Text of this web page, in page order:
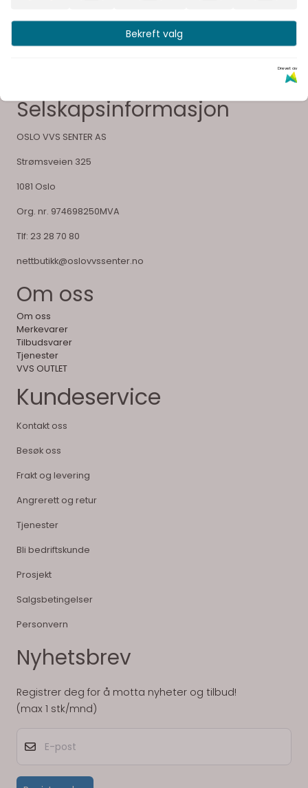
Selskapsinformasjon
OSLO VVS SENTER AS
Strømsveien 325
1081 Oslo
Org. nr. 974698250MVA
Tlf: 23 28 70 80
nettbutikk@oslovvssenter.no
Om oss
Om oss
Merkevarer
Tilbudsvarer
Tjenester
VVS OUTLET
Kundeservice
Kontakt oss
Besøk oss
Frakt og levering
Angrerett og retur
Tjenester
Bli bedriftskunde
Prosjekt
Salgsbetingelser
Personvern
Nyhetsbrev
Registrer deg for å motta nyheter og tilbud!
(max 1 stk/mnd)
Bekreft valg
Drevet av